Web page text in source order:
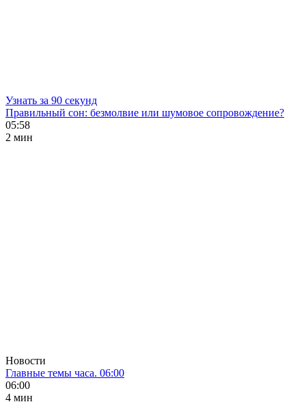
Узнать за 90 секунд
Правильный сон: безмолвие или шумовое сопровождение?
05:58
2 мин
Новости
Главные темы часа. 06:00
06:00
4 мин